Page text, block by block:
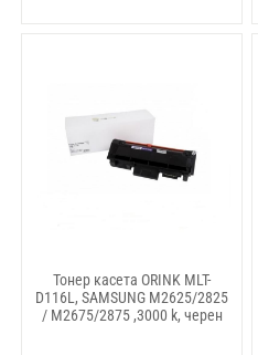
Тонер касета ORINK MLT-
D116L, SAMSUNG M2625/2825
/ M2675/2875 ,3000 k, черен